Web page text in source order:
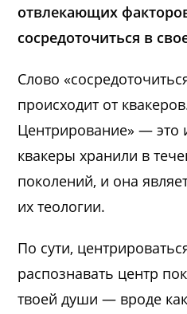
отвлекающих
сосредоточиться в
Слово
происходит от
Центрирование» — это
квакеры хранили в
поколений, и она
их теологии.
По сути,
распознавать центр
твоей души — вроде